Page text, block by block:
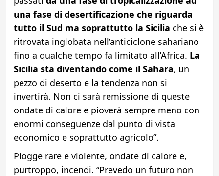
una fase di desertificazione che riguarda
tutto il Sud ma soprattutto la Sicilia che si è
ritrovata inglobata nell’anticiclone sahariano
fino a qualche tempo fa limitato all’Africa. La
Sicilia sta diventando come il Sahara, un
pezzo di deserto e la tendenza non si
invertirà. Non ci sarà remissione di queste
ondate di calore e pioverà sempre meno con
enormi conseguenze dal punto di vista
economico e soprattutto agricolo”.
Piogge rare e violente, ondate di calore e,
purtroppo, incendi. “Prevedo un futuro non